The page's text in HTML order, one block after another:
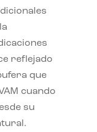
reflejado
que
cuando
su